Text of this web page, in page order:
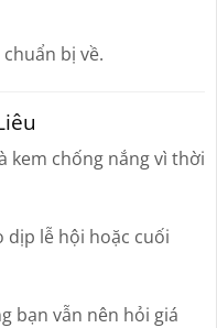
bị về.
kem chống nắng vì thời
lễ hội hoặc cuối
bạn vẫn nên hỏi giá